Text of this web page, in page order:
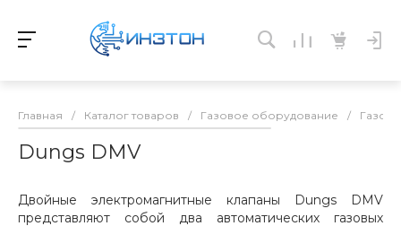
Главная / Каталог товаров / Газовое оборудование /
Dungs DMV
Двойные электромагнитные клапаны Dungs DMV
представляют собой два автоматических газовых